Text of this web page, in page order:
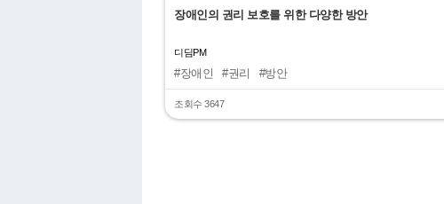
장애인의 권리 보호를 위한 다양한 방안
디딤PM
#장애인 #권리 #방안
조회수 3647